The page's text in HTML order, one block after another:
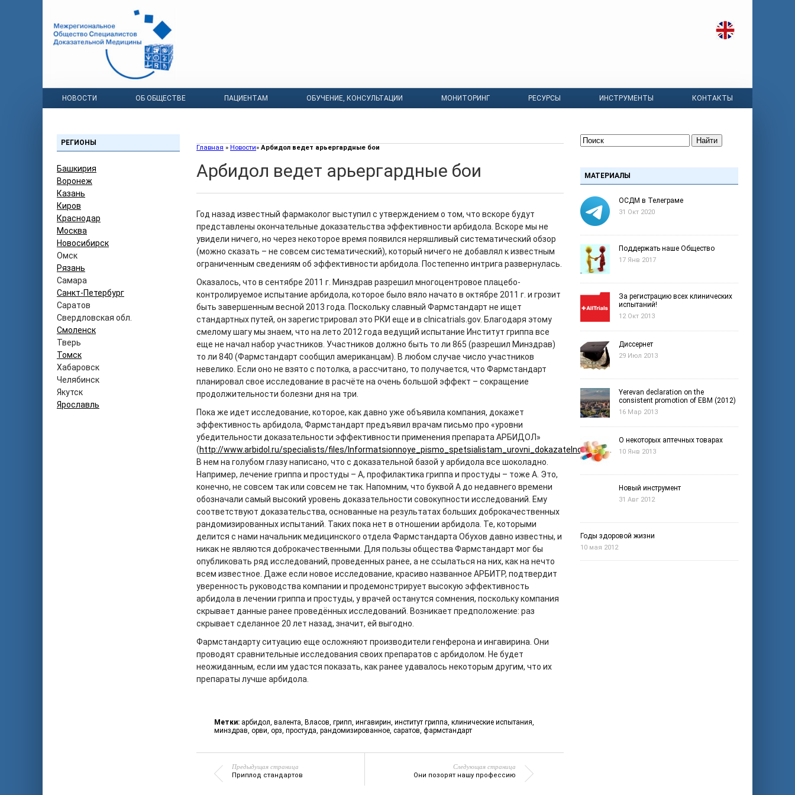
НОВОСТИ ОБ ОБЩЕСТВЕ ПАЦИЕНТАМ ОБУЧЕНИЕ, КОНСУЛЬТАЦИИ МОНИТОРИНГ РЕСУРСЫ ИНСТРУМЕНТЫ КОНТАКТЫ
РЕГИОНЫ
Башкирия
Воронеж
Казань
Киров
Краснодар
Москва
Новосибирск
Омск
Рязань
Самара
Санкт-Петербург
Саратов
Свердловская обл.
Смоленск
Тверь
Томск
Хабаровск
Челябинск
Якутск
Ярославль
Главная » Новости» Арбидол ведет арьергардные бои
Арбидол ведет арьергардные бои
Год назад известный фармаколог выступил с утверждением о том, что вскоре будут
представлены окончательные доказательства эффективности арбидола. Вскоре мы не
увидели ничего, но через некоторое время появился неряшливый систематический обзор
(можно сказать – не совсем систематический), который ничего не добавлял к известным
ограниченным сведениям об эффективности арбидола. Постепенно интрига развернулась.
Оказалось, что в сентябре 2011 г. Минздрав разрешил многоцентровое плацебо-
контролируемое испытание арбидола, которое было вяло начато в октябре 2011 г. и грозит
быть завершенным весной 2013 года. Поскольку славный Фармстандарт не ищет
стандартных путей, он зарегистрировал это РКИ еще и в clnicatrials.gov. Благодаря этому
смелому шагу мы знаем, что на лето 2012 года ведущий испытание Институт гриппа все
еще не начал набор участников. Участников должно быть то ли 865 (разрешил Минздрав)
то ли 840 (Фармстандарт сообщил американцам). В любом случае число участников
невелико. Если оно не взято с потолка, а рассчитано, то получается, что Фармстандарт
планировал свое исследование в расчёте на очень большой эффект – сокращение
продолжительности болезни дня на три.
Пока же идет исследование, которое, как давно уже объявила компания, докажет
эффективность арбидола, Фармстандарт предъявил врачам письмо про «уровни
убедительности доказательности эффективности применения препарата АРБИДОЛ»
(http://www.arbidol.ru/specialists/files/Informatsionnoye_pismo_spetsialistam_urovni_dokazatelnosti.pdf).
В нем на голубом глазу написано, что с доказательной базой у арбидола все шоколадно.
Например, лечение гриппа и простуды – А, профилактика гриппа и простуды – тоже А. Это,
конечно, не совсем так или совсем не так. Напомним, что буквой А до недавнего времени
обозначали самый высокий уровень доказательности совокупности исследований. Ему
соответствуют доказательства, основанные на результатах больших доброкачественных
рандомизированных испытаний. Таких пока нет в отношении арбидола. Те, которыми
делится с нами начальник медицинского отдела Фармстандарта Обухов давно известны, и
никак не являются доброкачественными. Для пользы общества Фармстандарт мог бы
опубликовать ряд исследований, проведенных ранее, а не ссылаться на них, как на нечто
всем известное. Даже если новое исследование, красиво названное АРБИТР, подтвердит
уверенность руководства компании и продемонстрирует высокую эффективность
арбидола в лечении гриппа и простуды, у врачей останутся сомнения, поскольку компания
скрывает данные ранее проведённых исследований. Возникает предположение: раз
скрывает сделанное 20 лет назад, значит, ей выгодно.
Фармстандарту ситуацию еще осложняют производители генферона и ингавирина. Они
проводят сравнительные исследования своих препаратов с арбидолом. Не будет
неожиданным, если им удастся показать, как ранее удавалось некоторым другим, что их
препараты лучше арбидола.
Метки: арбидол, валента, Власов, грипп, ингавирин, институт гриппа, клинические испытания,
минздрав, орви, орз, простуда, рандомизированное, саратов, фармстандарт
Предыдущая страница
Приплод стандартов
Следующая страница
Они позорят нашу профессию
Найти
МАТЕРИАЛЫ
ОСДМ в Телеграме
31 Окт 2020
Поддержать наше Общество
17 Янв 2017
За регистрацию всех клинических
испытаний!
12 Окт 2013
Диссернет
29 Июл 2013
Yerevan declaration on the
consistent promotion of EBM (2012)
16 Мар 2013
О некоторых аптечных товарах
10 Янв 2013
Новый инструмент
31 Авг 2012
Годы здоровой жизни
10 мая 2012